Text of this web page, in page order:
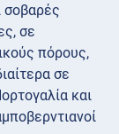
σοβαρές
σε
πόρους,
σε
και